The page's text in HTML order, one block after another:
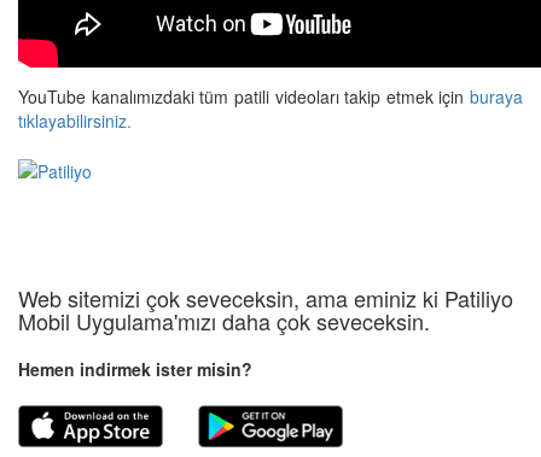
YouTube kanalımızdaki tüm patili videoları takip etmek için buraya
tıklayabilirsiniz.
Web sitemizi çok seveceksin, ama eminiz ki Patiliyo
Mobil Uygulama'mızı daha çok seveceksin.
Hemen indirmek ister misin?